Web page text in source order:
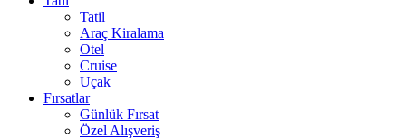
Tatil
Araç Kiralama
Otel
Cruise
Uçak
Fırsatlar
Günlük Fırsat
Özel Alışveriş